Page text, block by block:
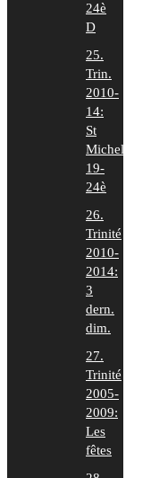
24è
D
25.
Trin.
2010-
14:
St
Michel
19-
24è
26.
Trinité
2010-
2014:
3
dern.
dim.
27.
Trinité
2005-
2009:
Les
fêtes